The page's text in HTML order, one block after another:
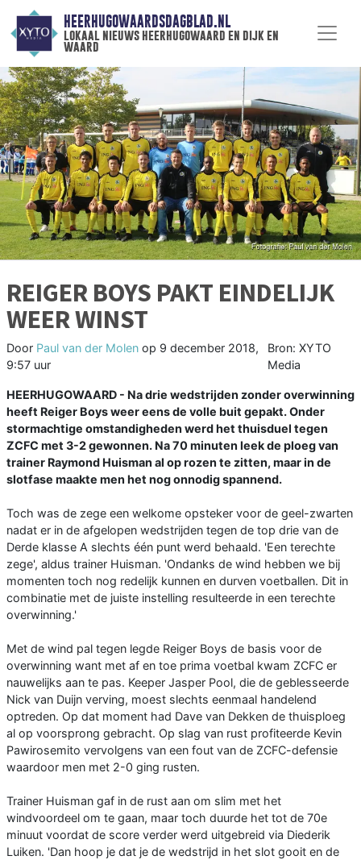
HEERHUGOWAARDSDAGBLAD.NL
lokaal nieuws heerhugowaard en dijk en
waard
REIGER BOYS PAKT EINDELIJK
WEER WINST
Door Paul van der Molen op 9 december 2018,
9:57 uur
Bron: XYTO
Media
HEERHUGOWAARD - Na drie wedstrijden zonder overwinning
heeft Reiger Boys weer eens de volle buit gepakt. Onder
stormachtige omstandigheden werd het thuisduel tegen
ZCFC met 3-2 gewonnen. Na 70 minuten leek de ploeg van
trainer Raymond Huisman al op rozen te zitten, maar in de
slotfase maakte men het nog onnodig spannend.
Toch was de zege een welkome opsteker voor de geel-zwarten
nadat er in de afgelopen wedstrijden tegen de top drie van de
Derde klasse A slechts één punt werd behaald. 'Een terechte
zege', aldus trainer Huisman. 'Ondanks de wind hebben we bij
momenten toch nog redelijk kunnen en durven voetballen. Dit in
combinatie met de juiste instelling resulteerde in een terechte
overwinning.'
Met de wind pal tegen legde Reiger Boys de basis voor de
overwinning want met af en toe prima voetbal kwam ZCFC er
nauwelijks aan te pas. Keeper Jasper Pool, die de geblesseerde
Nick van Duijn verving, moest slechts eenmaal handelend
optreden. Op dat moment had Dave van Dekken de thuisploeg
al op voorsprong gebracht. Op slag van rust profiteerde Kevin
Pawirosemito vervolgens van een fout van de ZCFC-defensie
waardoor men met 2-0 ging rusten.
Trainer Huisman gaf in de rust aan om slim met het
windvoordeel om te gaan, maar toch duurde het tot de 70e
minuut voordat de score verder werd uitgebreid via Diederik
Luiken. 'Dan hoop je dat je de wedstrijd in het slot gooit en de